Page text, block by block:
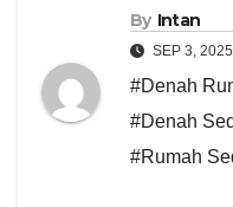
By Intan
SEP 3, 2025
#Denah
#Denah
#Rumah